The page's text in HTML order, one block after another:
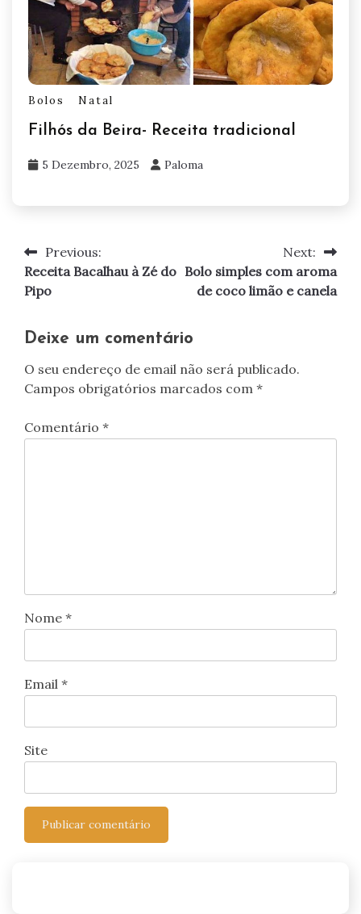
Bolos Natal
Filhós da Beira- Receita tradicional
5 Dezembro, 2025 Paloma
Navegação
de
Previous:
Receita Bacalhau à Zé do
Pipo
Next:
Bolo simples com aroma
de coco limão e canela
Deixe um comentário
O seu endereço de email não será publicado.
Campos obrigatórios marcados com *
Comentário *
Nome *
Email *
Site